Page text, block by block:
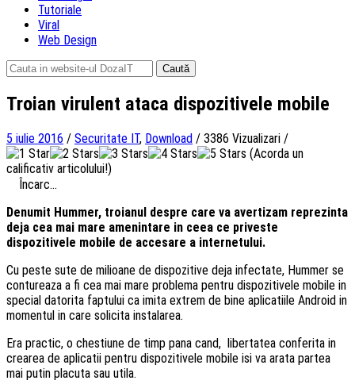
Tutoriale
Viral
Web Design
Caută
după:
Troian virulent ataca dispozitivele mobile
5 iulie 2016 / Securitate IT, Download / 3386 Vizualizari /
(Acorda un
calificativ articolului!)
Încarc...
Denumit Hummer, troianul despre care va avertizam reprezinta
deja cea mai mare amenintare in ceea ce priveste
dispozitivele mobile de accesare a internetului.
Cu peste sute de milioane de dispozitive deja infectate, Hummer se
contureaza a fi cea mai mare problema pentru dispozitivele mobile in
special datorita faptului ca imita extrem de bine aplicatiile Android in
momentul in care solicita instalarea.
Era practic, o chestiune de timp pana cand, libertatea conferita in
crearea de aplicatii pentru dispozitivele mobile isi va arata partea
mai putin placuta sau utila.